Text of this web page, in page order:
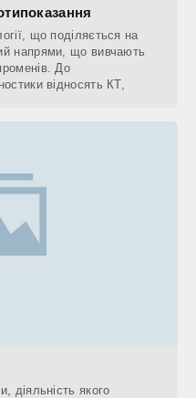
що поділяється на
напрями, що вивчають
До
відносять КТ,
діяльність якого